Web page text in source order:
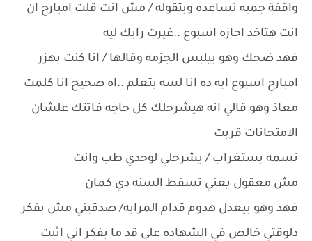
واقفة جمبه تساعده وبتقوله / مش انت قلت امبارح ان
انت هتاخد اجازه اسبوع ..غيرت رايك ليه
فهد ضحك وهو بيلبس الجزمه وقالها / انا كنت بهزر
امبارح اسبوع ايه ده انا لسه بتعلم ..اه صحيح انا كلمت
معاذ وهو قالي انه هيشرحلك كل حاجه فاتتك علشان
الامتحانات قربت
نسمه بستغراب / يشرحلي لوحدي طب وانت
مش معقول يعني تسقط السنه دي كمان
فهد وهو بيعدل هدوم قدام المرايه/ صدقيني مش بفكر
دلوقتي خالص في الشهاده على قد ما بفكر اني اثبت